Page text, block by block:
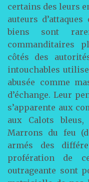
certains des leurs
auteurs
biens sont
commanditaires
côtés des
intouchables
abusée comme
d’échange. Leur
s’apparente aux
aux Calots bleus,
Marrons du feu
armés des
profération de
outrageante sont